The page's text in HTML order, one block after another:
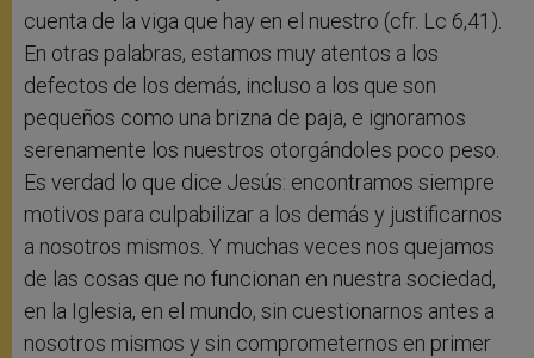
cuenta de la viga que hay en el nuestro (cfr. Lc 6,41).
En otras palabras, estamos muy atentos a los
defectos de los demás, incluso a los que son
pequeños como una brizna de paja, e ignoramos
serenamente los nuestros otorgándoles poco peso.
Es verdad lo que dice Jesús: encontramos siempre
motivos para culpabilizar a los demás y justificarnos
a nosotros mismos. Y muchas veces nos quejamos
de las cosas que no funcionan en nuestra sociedad,
en la Iglesia, en el mundo, sin cuestionarnos antes a
nosotros mismos y sin comprometernos en primer